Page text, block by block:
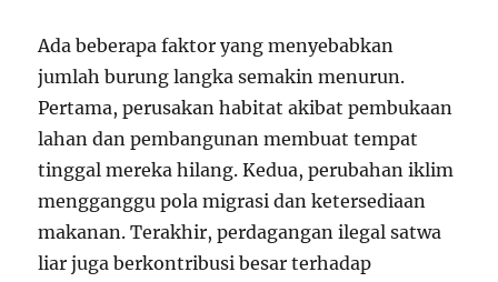
Ada beberapa faktor yang menyebabkan
jumlah burung langka semakin menurun.
Pertama, perusakan habitat akibat pembukaan
lahan dan pembangunan membuat tempat
tinggal mereka hilang. Kedua, perubahan iklim
mengganggu pola migrasi dan ketersediaan
makanan. Terakhir, perdagangan ilegal satwa
liar juga berkontribusi besar terhadap